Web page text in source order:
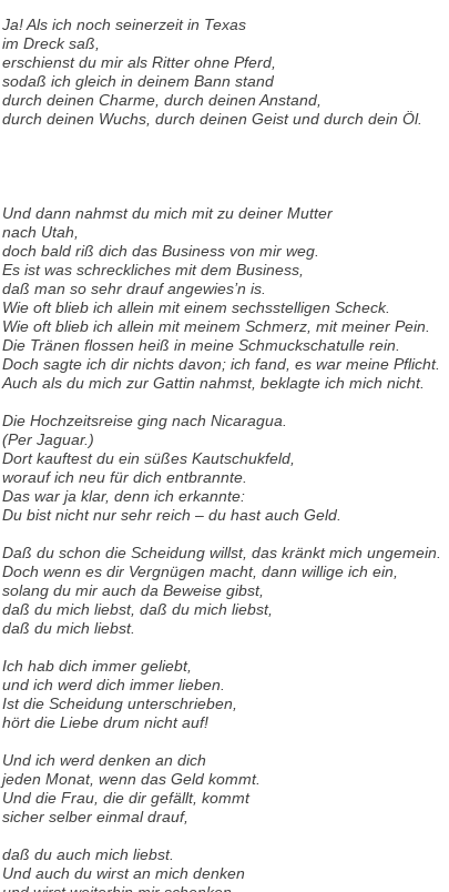
Ja! Als ich noch seinerzeit in Texas
im Dreck saß,
erschienst du mir als Ritter ohne Pferd,
sodaß ich gleich in deinem Bann stand
durch deinen Charme, durch deinen Anstand,
durch deinen Wuchs, durch deinen Geist und durch dein Öl.
Und dann nahmst du mich mit zu deiner Mutter
nach Utah,
doch bald riß dich das Business von mir weg.
Es ist was schreckliches mit dem Business,
daß man so sehr drauf angewies’n is.
Wie oft blieb ich allein mit einem sechsstelligen Scheck.
Wie oft blieb ich allein mit meinem Schmerz, mit meiner Pein.
Die Tränen flossen heiß in meine Schmuckschatulle rein.
Doch sagte ich dir nichts davon; ich fand, es war meine Pflicht.
Auch als du mich zur Gattin nahmst, beklagte ich mich nicht.
Die Hochzeitsreise ging nach Nicaragua.
(Per Jaguar.)
Dort kauftest du ein süßes Kautschukfeld,
worauf ich neu für dich entbrannte.
Das war ja klar, denn ich erkannte:
Du bist nicht nur sehr reich – du hast auch Geld.
Daß du schon die Scheidung willst, das kränkt mich ungemein.
Doch wenn es dir Vergnügen macht, dann willige ich ein,
solang du mir auch da Beweise gibst,
daß du mich liebst, daß du mich liebst,
daß du mich liebst.
Ich hab dich immer geliebt,
und ich werd dich immer lieben.
Ist die Scheidung unterschrieben,
hört die Liebe drum nicht auf!
Und ich werd denken an dich
jeden Monat, wenn das Geld kommt.
Und die Frau, die dir gefällt, kommt
sicher selber einmal drauf,
daß du auch mich liebst.
Und auch du wirst an mich denken